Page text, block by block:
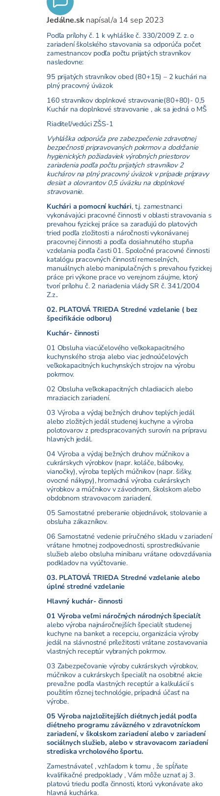
Jedálne.sk napísal/a 14 sep 2023
Podľa prílohy č. 1 k vyhláške č. 330/2009 Z. z. o
zariadení školského stavovania sa odporúča počet
zamestnancov podľa počtu prijatých stravníkov
nasledovne:
95 prijatých stravníkov obed (80+15) – 2 kuchári na
plný pracovný úväzok
160 stravníkov doplnkové stravovanie(80+80)- 0,5
Kuchár na doplnkové stravovanie , ak sa jedná o MŠ
Riaditeľ/vedúci ZŠS-1
Vyhláška odporúča pre zabezpečenie zdravotnej
bezpečnosti pripravovaných pokrmov a dodržanie
hygienických požiadaviek výrobných priestorov
zariadenia podľa počtu prijatých stravníkov 2
kuchárov na plný pracovný úväzok v prípade prípravy
desiat a olovrantov 0,5 úväzku na doplnkové
stravovanie.
Kuchári a pomocní kuchári, t.j. zamestnanci
vykonávajúci pracovné činnosti v oblasti stravovania s
prevahou fyzickej práce sa zaraďujú do platových
tried podľa zložitosti a náročnosti vykonávanej
pracovnej činnosti a podľa dosiahnutého stupňa
vzdelania podľa časti 01. Spoločné pracovné činnosti
katalógu pracovných činností remeselných,
manuálnych alebo manipulačných s prevahou fyzickej
práce pri výkone prace vo verejnom záujme, ktorý
tvorí prílohu č. 2 nariadenia vládySR č. 341/2004
Z.z..
02. PLATOVÁ TRIEDA Stredné vzdelanie ( bez
špecifikácie odboru)
Kuchár- činnosti
01 Obsluha viacúčelového veľkokapacitného
kuchynského stroja alebo viac jednoúčelových
veľkokapacitných kuchynských strojov na výrobu
pokrmov.
02 Obsluha veľkokapacitných chladiacich alebo
mraziacich zariadení.
03 Výroba a výdaj bežných druhov teplých jedál
alebo zložitých jedál studenej kuchyne a výroba
polotovarov z predspracovaných surovín na prípravu
hlavných jedál.
04 Výroba a výdaj bežných druhov múčnikov a
cukrárskych výrobkov (napr. koláče, bábovky,
vianočky), výroba teplých múčnikov (napr. šišky,
ovocné nákypy), hromadná výroba cukrárskych
výrobkov a múčnikov v závodnom, školskom alebo
obdobnom stravovacom zariadení.
05 Samostatné preberanie objednávok, stolovanie a
obsluha zákazníkov.
06 Samostatné vedenie príručného skladu v zariadení
vrátane hmotnej zodpovednosti, sprostredkúvanie
služieb alebo obsluha minibaru vrátane odovzdávania
podkladov na vyúčtovanie.
03. PLATOVÁ TRIEDA Stredné vzdelanie alebo
úplné stredné vzdelanie
Hlavný kuchár- činnosti
01 Výroba veľmi náročných národných špecialít
alebo výroba najnáročnejších špecialít studenej
kuchyne na banket a recepciu, organizácia výroby
jedál na slávnostné príležitosti vrátane zostavovania
vlastných receptúr vybraných pokrmov.
03 Zabezpečovanie výroby cukrárskych výrobkov,
múčnikov a cukrárskych špecialít na osobitné akcie
prevažne podľa vlastných receptúr a kalkulácií s
použitím rôznej technológie, prípadná účasť na
výrobe.
05 Výroba najzložitejších diétnych jedál podľa
diétneho programu záväzného v zdravotníckom
zariadení, v školskom zariadení alebo v zariadení
sociálnych služieb, alebo v stravovacom zariadení
strediska vrcholového športu.
Zamestnávateľ , vzhľadom k tomu , že spĺňate
kvalifikačné predpoklady , Vám môže uznať aj 3.
platovú triedu podľa činnosti, ktorú vykonávate ako
hlavná kuchárka.